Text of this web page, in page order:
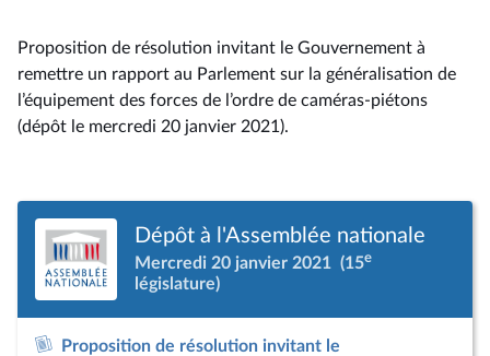
Proposition de résolution invitant le Gouvernement à
remettre un rapport au Parlement sur la généralisation de
l’équipement des forces de l’ordre de caméras-piétons
(dépôt le mercredi 20 janvier 2021).
Dépôt à l'Assemblée nationale
Mercredi 20 janvier 2021 (15e
législature)
Proposition de résolution invitant le